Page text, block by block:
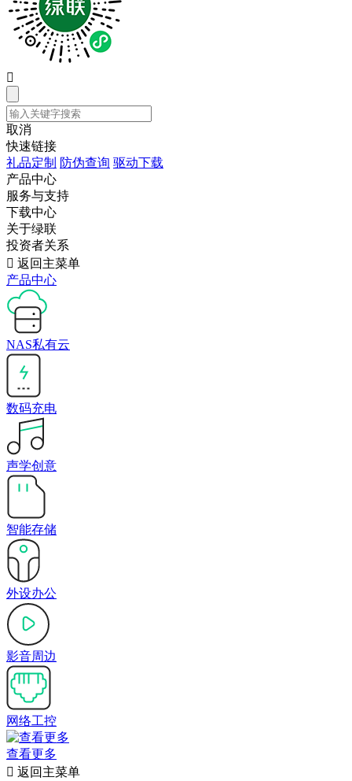

取消
快速链接
礼品定制 防伪查询 驱动下载
产品中心
服务与支持
下载中心
关于绿联
投资者关系
 返回主菜单
产品中心
NAS私有云
数码充电
声学创意
智能存储
外设办公
影音周边
网络工控
查看更多
 返回主菜单